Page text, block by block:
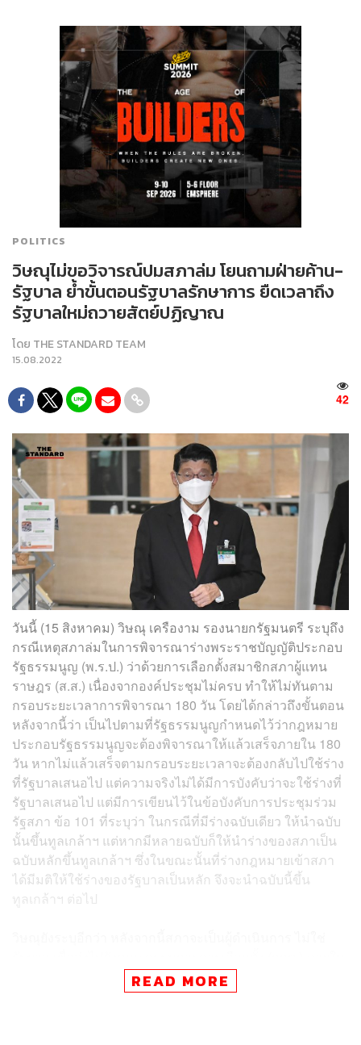
POLITICS
วิษณุไม่ขอวิจารณ์ปมสภาล่ม โยนถามฝ่ายค้าน-
รัฐบาล ย้ำขั้นตอนรัฐบาลรักษาการ ยืดเวลาถึง
รัฐบาลใหม่ถวายสัตย์ปฏิญาณ
โดย THE STANDARD TEAM
15.08.2022
42
วันนี้ (15 สิงหาคม) วิษณุ เครืองาม รองนายกรัฐมนตรี ระบุถึง
กรณีเหตุสภาล่มในการพิจารณาร่างพระราชบัญญัติประกอบ
รัฐธรรมนูญ (พ.ร.ป.) ว่าด้วยการเลือกตั้งสมาชิกสภาผู้แทน
ราษฎร (ส.ส.) เนื่องจากองค์ประชุมไม่ครบ​ ทำให้ไม่ทันตาม
กรอบระยะเวลาการพิจารณา 180 วัน โดยได้กล่าวถึงขั้นตอน
หลังจากนี้ว่า​ เป็นไปตามที่รัฐธรรมนูญกำหนดไว้ว่ากฎหมาย
ประกอบรัฐธรรมนูญจะต้องพิจารณาให้แล้วเสร็จภายใน 180
วัน หากไม่แล้วเสร็จตามกรอบระยะเวลาจะต้องกลับไปใช้ร่าง
ที่รัฐบาลเสนอไป​ แต่ความจริงไม่ได้มีการบังคับว่าจะใช้ร่างที่
รัฐบาลเสนอไป​ แต่มีการเขียนไว้ในข้อบังคับการประชุมร่วม
รัฐสภา ข้อ 101 ที่ระบุว่า ในกรณีที่มีร่างฉบับเดียว ให้นำฉบับ
นั้นขึ้นทูลเกล้าฯ​ แต่หากมีหลายฉบับก็ให้นำร่างของสภาเป็น
ฉบับหลักขึ้นทูลเกล้าฯ​ ซึ่งในขณะนั้นที่ร่างกฎหมายเข้าสภา
ได้มีมติให้ใช้ร่างของรัฐบาลเป็นหลัก จึงจะนำฉบับนี้ขึ้น
ทูลเกล้าฯ ต่อไป
ระยะเวลา 15 วัน และ กกต. จะตอบกลับมาภายใน 10 วัน
จากนั้นสภาจะพิจารณาใหม่​ แต่หากไม่ส่งให้ กกต. พิจารณา
READ MORE